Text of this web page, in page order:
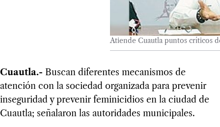
Atiende Cuautla puntos críticos
Cuautla.- Buscan diferentes mecanismos de
atención con la sociedad organizada para prevenir
inseguridad y prevenir feminicidios en la ciudad de
Cuautla; señalaron las autoridades municipales.